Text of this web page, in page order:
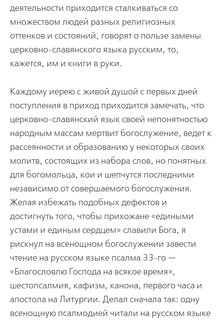
деятельности приходится сталкиваться со
множеством людей разных религиозных
оттенков и состояний, говорят о пользе замены
церковно-славянского языка русским, то,
кажется, им и книги в руки.
Каждому иерею с живой душой с первых дней
поступления в приход приходится замечать, что
церковно-славянский язык своей непонятностью
народным массам мертвит богослужение, ведет к
рассеянности и образованию у некоторых своих
молитв, состоящих из набора слов, но понятных
для богомольца, кои и шепчутся последними
независимо от совершаемого богослужения.
Желая избежать подобных дефектов и
достигнуть того, чтобы прихожане «едиными
устами и единым сердцем» славили Бога, я
рискнул на всенощном богослужении завести
чтение на русском языке псалма 33-го —
«Благословлю Господа на всякое время»,
шестопсалмия, кафизм, канона, первого часа и
апостола на Литургии. Делал сначала так: одну
всенощную псалмодией читали на русском языке